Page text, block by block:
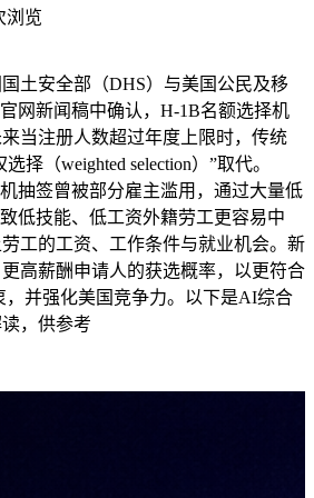
浏览
国土安全部（DHS）与美国公民及移
网新闻稿中确认，H-1B名额选择机
当注册人数超过年度上限时，传统
择（weighted selection）”取代。
抽签曾被部分雇主滥用，通过大量低
低技能、低工资外籍劳工更容易中
工的工资、工作条件与就业机会。新
高薪酬申请人的获选概率，以更符合
，并强化美国竞争力。以下是AI综合
，供参考